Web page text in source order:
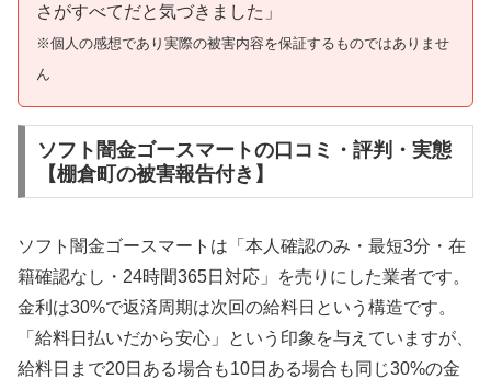
さがすべてだと気づきました」
※個人の感想であり実際の被害内容を保証するものではありませ
ん
ソフト闇金ゴースマートの口コミ・評判・実態
【棚倉町の被害報告付き】
ソフト闇金ゴースマートは「本人確認のみ・最短3分・在
籍確認なし・24時間365日対応」を売りにした業者です。
金利は30%で返済周期は次回の給料日という構造です。
「給料日払いだから安心」という印象を与えていますが、
給料日まで20日ある場合も10日ある場合も同じ30%の金